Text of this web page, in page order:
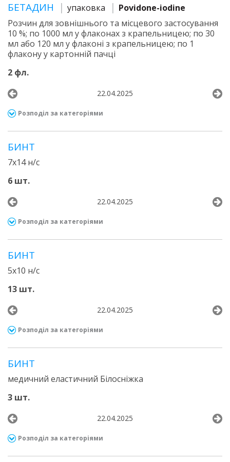
БЕТАДИН упаковка
Povidone-iodine
Розчин для зовнішнього та місцевого застосування
10 %; по 1000 мл у флаконах з крапельницею; по 30
мл або 120 мл у флаконі з крапельницею; по 1
флакону у картонній пачці
2 фл.
22.04.2025
Розподіл за категоріями
БИНТ
7х14 н/с
6 шт.
22.04.2025
Розподіл за категоріями
БИНТ
5х10 н/с
13 шт.
22.04.2025
Розподіл за категоріями
БИНТ
медичний еластичний Білосніжка
3 шт.
22.04.2025
Розподіл за категоріями